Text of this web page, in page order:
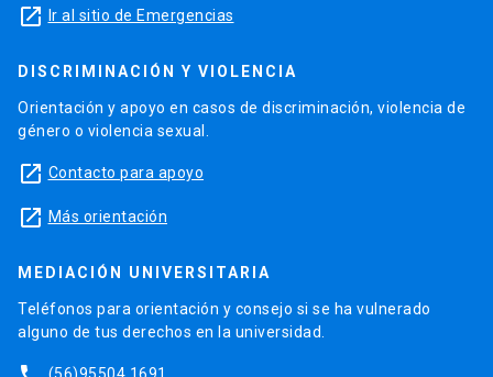
launch Ir al sitio de Emergencias
DISCRIMINACIÓN Y VIOLENCIA
Orientación y apoyo en casos de discriminación, violencia de
género o violencia sexual.
launch Contacto para apoyo
launch Más orientación
MEDIACIÓN UNIVERSITARIA
Teléfonos para orientación y consejo si se ha vulnerado
alguno de tus derechos en la universidad.